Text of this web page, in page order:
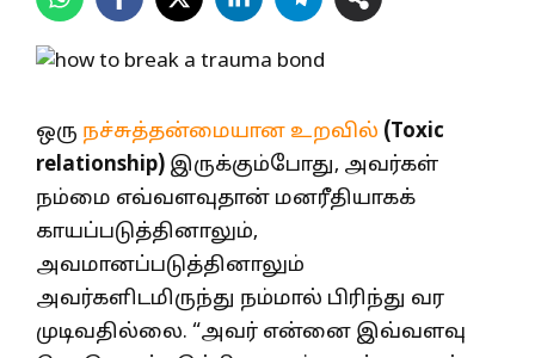
ஒரு நச்சுத்தன்மையான உறவில் (Toxic
relationship) இருக்கும்போது, அவர்கள்
நம்மை எவ்வளவுதான் மனரீதியாகக்
காயப்படுத்தினாலும்,
அவமானப்படுத்தினாலும்
அவர்களிடமிருந்து நம்மால் பிரிந்து வர
முடிவதில்லை. “அவர் என்னை இவ்வளவு